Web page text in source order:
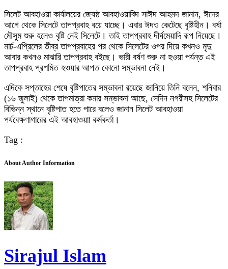
সিলেট আবহাওয়া কার্যালয়ের জ্যেষ্ঠ আবহাওয়াবিদ সাঈদ আহমদ জানান, ঈদের
আগে থেকে সিলেটে তাপপ্রবাহ বয়ে যাচ্ছে। এবার ঈদও কেটেছে বৃষ্টিহীন। বর্ষা
মৌসুম শুরু হলেও বৃষ্টি নেই সিলেটে। তাই তাপপ্রবাহ দীর্ঘমেয়াদি রূপ নিয়েছে।
মার্চ-এপ্রিলের তীব্র তাপপ্রবাহের পর থেকে সিলেটের ওপর দিয়ে কখনও মৃদু
আবার কখনও মাঝারি তাপপ্রবাহ বইছে। ভারী বর্ষণ শুরু না হওয়া পর্যন্ত এই
তাপপ্রবাহ প্রশমিত হওয়ার আপত কোনো সম্ভাবনা নেই।
এদিকে সপ্তাহের শেষে বৃষ্টিপাতের সম্ভাবনা রয়েছে জানিয়ে তিনি বলেন, শনিবার
(১৬ জুলাই) থেকে তাপমাত্রা কমার সম্ভাবনা আছে, সেদিন নগরীসহ সিলেটের
বিভিন্ন স্থানে বৃষ্টিপাত হতে পারে বলেও জানান সিলেট আবহাওয়া
পর্যবেক্ষণাগারের এই আবহাওয়াা কর্মকর্তা।
Tag :
About Author Information
Sirajul Islam